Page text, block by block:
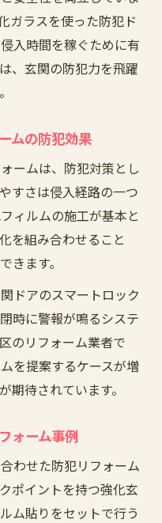
ガラスを使った防犯ド
入時間を稼ぐために有
、玄関の防犯力を飛躍
ムの防犯効果
ームは、防犯対策とし
すさは侵入経路の一つ
ィルムの施工が基本と
を組み合わせること
きます。
ドアのスマートロック
時に警報が鳴るシステ
のリフォーム業者で
を提案するケースが増
期待されています。
ォーム事例
わせた防犯リフォーム
ポイントを持つ強化玄
ム貼りをセットで行う